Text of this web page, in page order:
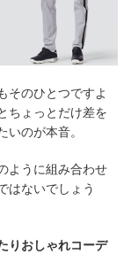
そのひとつですよ
ちょっとだけ差を
のが本音。
ように組み合わせ
はないでしょう
りおしゃれコーデ